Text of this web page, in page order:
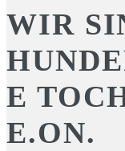
WIR
E
E.ON.